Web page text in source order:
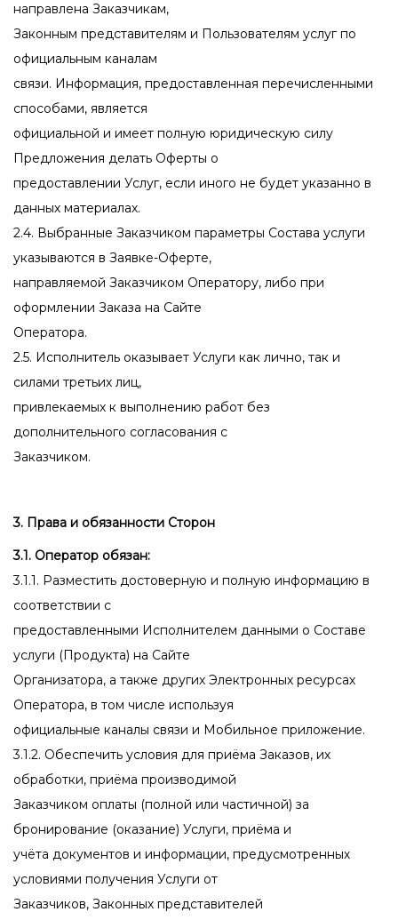
направлена Заказчикам,
Законным представителям и Пользователям услуг по
официальным каналам
связи. Информация, предоставленная перечисленными
способами, является
официальной и имеет полную юридическую силу
Предложения делать Оферты о
предоставлении Услуг, если иного не будет указанно в
данных материалах.
2.4. Выбранные Заказчиком параметры Состава услуги
указываются в Заявке-Оферте,
направляемой Заказчиком Оператору, либо при
оформлении Заказа на Сайте
Оператора.
2.5. Исполнитель оказывает Услуги как лично, так и
силами третьих лиц,
привлекаемых к выполнению работ без
дополнительного согласования с
Заказчиком.
3. Права и обязанности Сторон
3.1. Оператор обязан:
3.1.1. Разместить достоверную и полную информацию в
соответствии с
предоставленными Исполнителем данными о Составе
услуги (Продукта) на Сайте
Организатора, а также других Электронных ресурсах
Оператора, в том числе используя
официальные каналы связи и Мобильное приложение.
3.1.2. Обеспечить условия для приёма Заказов, их
обработки, приёма производимой
Заказчиком оплаты (полной или частичной) за
бронирование (оказание) Услуги, приёма и
учёта документов и информации, предусмотренных
условиями получения Услуги от
Заказчиков, Законных представителей